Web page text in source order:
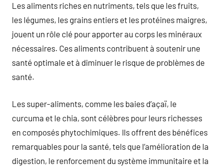
Les aliments riches en nutriments, tels que les fruits,
les légumes, les grains entiers et les protéines maigres,
jouent un rôle clé pour apporter au corps les minéraux
nécessaires. Ces aliments contribuent à soutenir une
santé optimale et à diminuer le risque de problèmes de
santé.
Les super-aliments, comme les baies d’açaï, le
curcuma et le chia, sont célèbres pour leurs richesses
en composés phytochimiques. Ils offrent des bénéfices
remarquables pour la santé, tels que l’amélioration de la
digestion, le renforcement du système immunitaire et la